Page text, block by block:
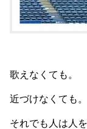
歌えなくても。
近づけなくても。
それでも人は人